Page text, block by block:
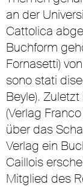
an der
Cattolica
Buchform
Fornasetti)
sono stati
Beyle).
(Verlag
über das
Verlag ein
Caillois
Mitglied des